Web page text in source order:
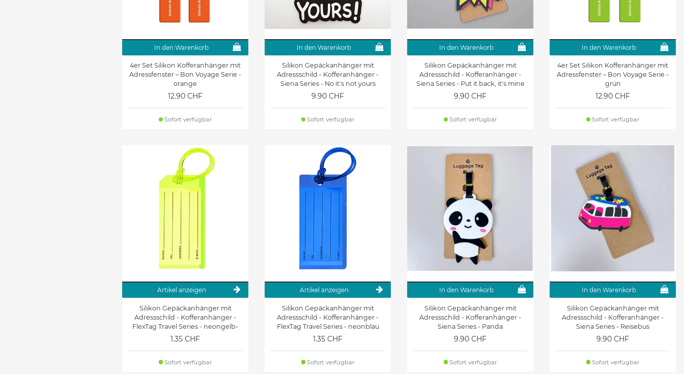
In den Warenkorb
4er Set Silikon Kofferanhänger mit
Adressfenster – Bon Voyage Serie -
orange
12.90 CHF
Sofort verfügbar
In den Warenkorb
Silikon Gepäckanhänger mit
Adressschild - Kofferanhänger -
Siena Series - No it's not yours
9.90 CHF
Sofort verfügbar
In den Warenkorb
Silikon Gepäckanhänger mit
Adressschild - Kofferanhänger -
Siena Series - Put it back, it's mine
9.90 CHF
Sofort verfügbar
In den Warenkorb
4er Set Silikon Kofferanhänger mit
Adressfenster – Bon Voyage Serie -
grün
12.90 CHF
Sofort verfügbar
Artikel anzeigen
Silikon Gepäckanhänger mit
Adressschild - Kofferanhänger -
FlexTag Travel Series - neongelb-
grün
1.35 CHF
Sofort verfügbar
Artikel anzeigen
Silikon Gepäckanhänger mit
Adressschild - Kofferanhänger -
FlexTag Travel Series - neonblau
1.35 CHF
Sofort verfügbar
In den Warenkorb
Silikon Gepäckanhänger mit
Adressschild - Kofferanhänger -
Siena Series - Panda
9.90 CHF
Sofort verfügbar
In den Warenkorb
Silikon Gepäckanhänger mit
Adressschild - Kofferanhänger -
Siena Series - Reisebus
9.90 CHF
Sofort verfügbar